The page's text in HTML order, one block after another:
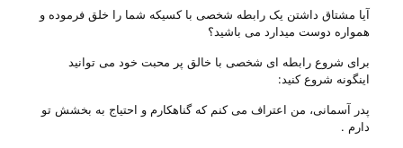
آیا مشتاق داشتن یک رابطه شخصی با کسیکه شما را خلق فرموده و
همواره دوست میدارد می باشید؟
برای شروع رابطه ای شخصی با خالق پر محبت خود می توانید
اینگونه شروع کنید:
پدر آسمانی، من اعتراف می کنم که گناهکارم و احتیاج به بخشش تو
دارم .